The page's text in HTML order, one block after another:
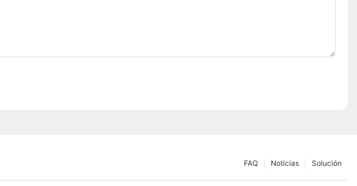
Solución
Noticias
FAQ